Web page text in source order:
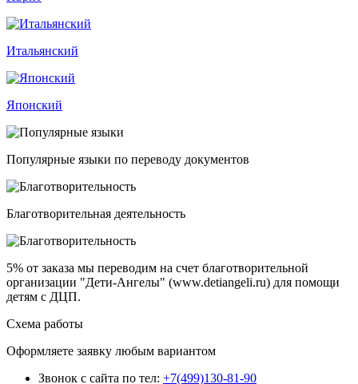
Итальянский
Японский
Популярные языки по переводу документов
Благотворительная деятельность
5% от заказа мы переводим на счет благотворительной
организации "Дети-Ангелы" (www.detiangeli.ru) для помощи
детям с ДЦП.
Схема работы
Оформляете заявку любым вариантом
Звонок с сайта по тел: +7(499)130-81-90